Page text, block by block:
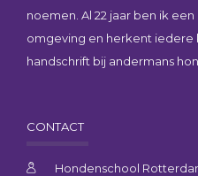
noemen. Al 22 jaar ben ik
omgeving en herkent iedere
handschrift bij andermans
CONTACT
Hondenschool